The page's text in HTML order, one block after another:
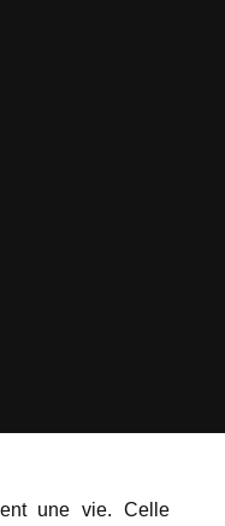
une vie. Celle